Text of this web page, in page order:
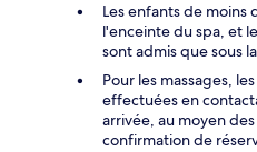
Les enfants de moins
l'enceinte du spa, et
sont admis que sous
Pour les massages,
effectuées en
arrivée, au moyen
confirmation de